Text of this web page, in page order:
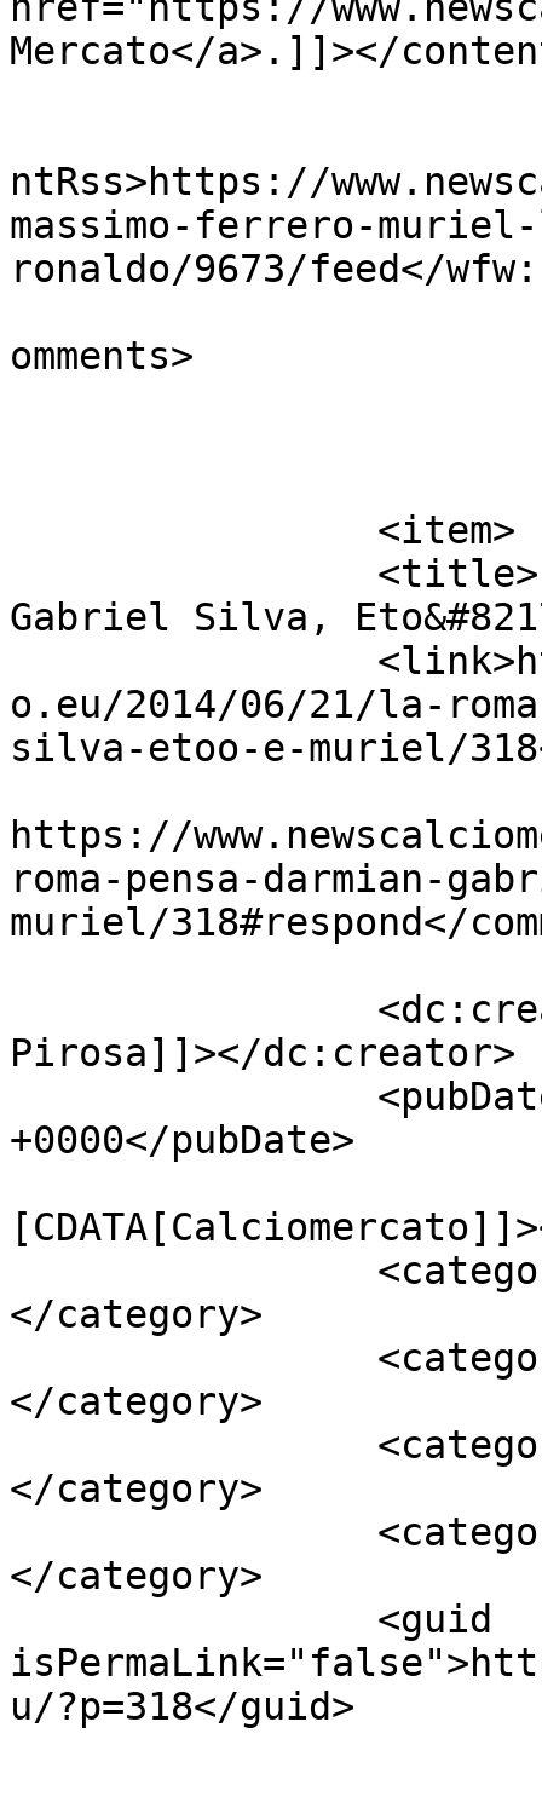
Mercato</a>.]]></
ntRss>https://
massimo-ferrero-
ronaldo/9673/feed</
omments>
Gabriel Silva,
o.eu/2014/06/21/la-
silva-etoo-e-muriel/
https://
roma-pensa-darmian-
muriel/318#respond</
Pirosa]]></dc:creator>
+0000</pubDate>
</category>
</category>
</category>
</category>
u/?p=318</guid>